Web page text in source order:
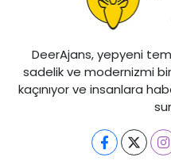
DeerAjans, yepyeni
sadelik ve modernizmi
kaçınıyor ve insanlara